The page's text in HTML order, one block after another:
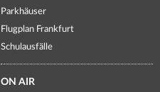
Parkhäuser
Flugplan Frankfurt
Schulausfälle
ON AIR